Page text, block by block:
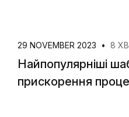
29 NOVEMBER 2023 • 8
Найпопулярніші
прискорення